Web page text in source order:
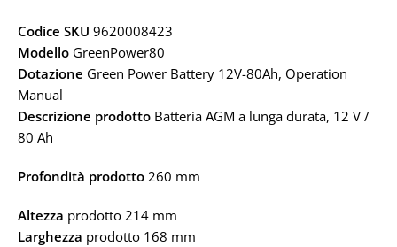
Codice SKU 9620008423
Modello GreenPower80
Dotazione Green Power Battery 12V-80Ah, Operation
Manual
Descrizione prodotto Batteria AGM a lunga durata, 12 V /
80 Ah
Profondità prodotto 260 mm
Altezza prodotto 214 mm
Larghezza prodotto 168 mm